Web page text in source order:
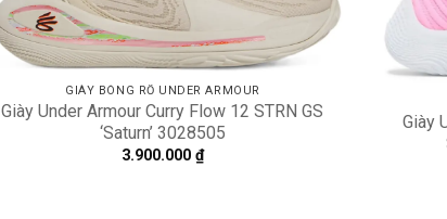
GIÀY BÓNG RỔ UNDER ARMOUR
Giày Under Armour Curry Flow 12 STRN GS
‘Saturn’ 3028505
3.900.000 ₫
Giày